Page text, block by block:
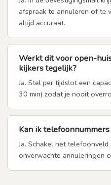
afspraak te annuleren of te
altijd accuraat.
Werkt dit voor open-
kijkers tegelijk?
Ja. Stel per tijdslot een
30 min) zodat je nooit
Kan ik
Ja. Schakel het
onverwachte annuleringen